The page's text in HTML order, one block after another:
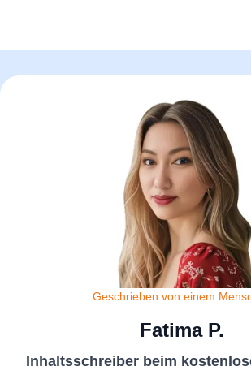
Geschrieben von einem
Fatima P.
Inhaltsschreiber beim